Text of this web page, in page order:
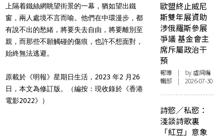
上隔着鐵絲網眺望街景的一幕，猶如望出鐵
窗，兩人處境不言而喻。他們在中環漫步，都
有說不出的愁緒，將要失去自由，將要離別至
親，而那些不願觸碰的傷痕，也許不想面對，
始終無法逃避。
原載於《明報》星期日生活，2023 年2 月26
日，本文為修訂版。（編按：現收錄於《香港
電影2022》）
歐盟終止威尼
斯雙年展資助
涉俄羅斯參展
爭議 基金會主
席斥屬政治干
預
報導 | by 虛詞編
輯部 | 2026-07-30
詩慾／私慾：
淺談詩歌裏
「紅豆」意象